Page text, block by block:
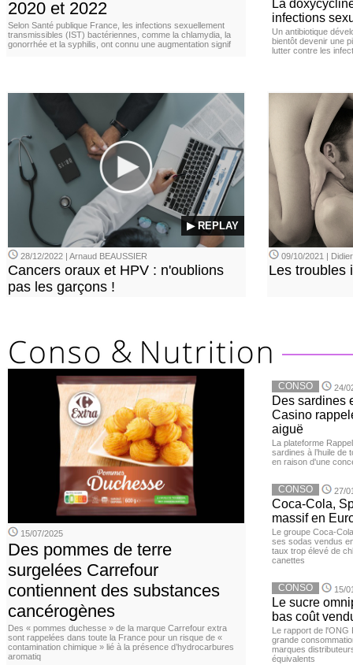
2020 et 2022
Selon Santé publique France, les infections sexuellement
transmissibles (IST) bactériennes, comme la chlamydia, la
gonorrhée et la syphilis, ont connu une augmentation signif
La
infections
Un antibiotique
bientôt devenir une
lutter contre les
▶ REPLAY
28/12/2022 | Arnaud BEAUSSIER
Cancers oraux et HPV : n'oublions
pas les garçons !
09/10/2021 |
Les troubles
15/07/2025
Des pommes de terre
surgelées Carrefour
contiennent des substances
cancérogènes
Des « pommes duchesse » de la marque Carrefour extra
sont rappelées dans toute la France pour un risque de «
contamination chimique » lié à la présence d’hydrocarbures
aromatiq
CONSO 24/
Des sardines
Casino
aiguë
La plateforme
sardines à l’huile de
en raison d'une
CONSO 27/
Coca-Cola,
massif en
Le groupe Coca-
ses sodas vendus
taux trop élevé de
canettes
CONSO 15/
Le sucre
bas coût
Le rapport de l'ONG
grande
marques
équivalents